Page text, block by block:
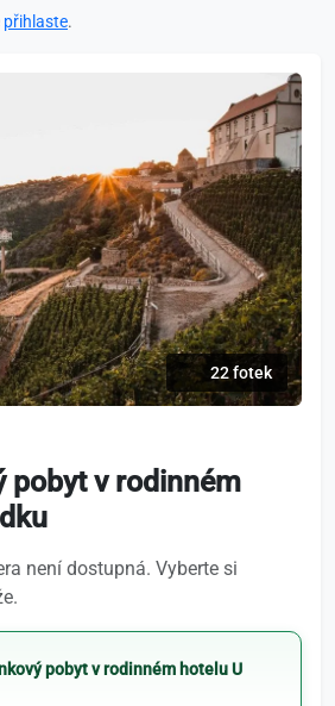
přihlaste.
22 fotek
pobyt v rodinném
není dostupná. Vyberte si
pobyt v rodinném hotelu U